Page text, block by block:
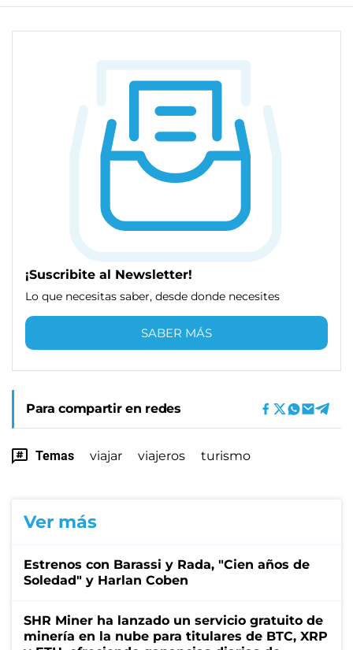
¡Suscribite al Newsletter!
Lo que necesitas saber, desde donde necesites
SABER MÁS
Para compartir en redes
Temas viajar viajeros turismo
Ver más
Estrenos con Barassi y Rada, "Cien años de
Soledad" y Harlan Coben
SHR Miner ha lanzado un servicio gratuito de
minería en la nube para titulares de BTC, XRP